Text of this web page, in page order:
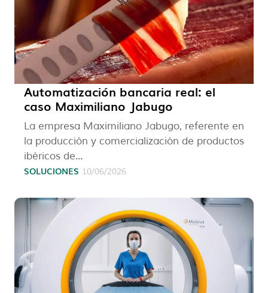
Automatización bancaria real: el
caso Maximiliano Jabugo
La empresa Maximiliano Jabugo, referente en
la producción y comercialización de productos
ibéricos de...
SOLUCIONES 10/06/2026